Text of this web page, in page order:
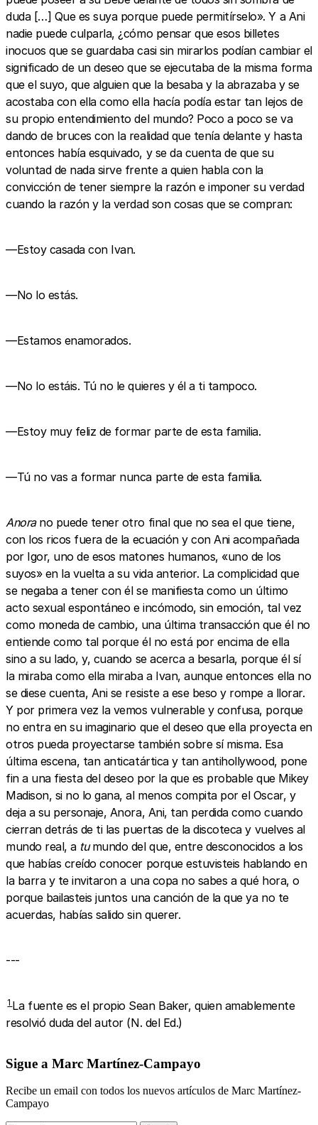
duda […] Que es suya porque puede permitírselo». Y a Ani
nadie puede culparla, ¿cómo pensar que esos billetes
inocuos que se guardaba casi sin mirarlos podían cambiar el
significado de un deseo que se ejecutaba de la misma forma
que el suyo, que alguien que la besaba y la abrazaba y se
acostaba con ella como ella hacía podía estar tan lejos de
su propio entendimiento del mundo? Poco a poco se va
dando de bruces con la realidad que tenía delante y hasta
entonces había esquivado, y se da cuenta de que su
voluntad de nada sirve frente a quien habla con la
convicción de tener siempre la razón e imponer su verdad
cuando la razón y la verdad son cosas que se compran:
—Estoy casada con Ivan.
—No lo estás.
—Estamos enamorados.
—No lo estáis. Tú no le quieres y él a ti tampoco.
—Estoy muy feliz de formar parte de esta familia.
—Tú no vas a formar nunca parte de esta familia.
Anora no puede tener otro final que no sea el que tiene,
con los ricos fuera de la ecuación y con Ani acompañada
por Igor, uno de esos matones humanos, «uno de los
suyos» en la vuelta a su vida anterior. La complicidad que
se negaba a tener con él se manifiesta como un último
acto sexual espontáneo e incómodo, sin emoción, tal vez
como moneda de cambio, una última transacción que él no
entiende como tal porque él no está por encima de ella
sino a su lado, y, cuando se acerca a besarla, porque él sí
la miraba como ella miraba a Ivan, aunque entonces ella no
se diese cuenta, Ani se resiste a ese beso y rompe a llorar.
Y por primera vez la vemos vulnerable y confusa, porque
no entra en su imaginario que el deseo que ella proyecta en
otros pueda proyectarse también sobre sí misma. Esa
última escena, tan anticatártica y tan antihollywood, pone
fin a una fiesta del deseo por la que es probable que Mikey
Madison, si no lo gana, al menos compita por el Oscar, y
deja a su personaje, Anora, Ani, tan perdida como cuando
cierran detrás de ti las puertas de la discoteca y vuelves al
mundo real, a tumundo del que, entre desconocidos a los
que habías creído conocer porque estuvisteis hablando en
la barra y te invitaron a una copa no sabes a qué hora, o
porque bailasteis juntos una canción de la que ya no te
acuerdas, habías salido sin querer.
---
1 La fuente es el propio Sean Baker, quien amablemente
resolvió duda del autor (N. del Ed.)
Sigue a Marc Martínez-Campayo
Recibe un email con todos los nuevos artículos de Marc Martínez-
Campayo